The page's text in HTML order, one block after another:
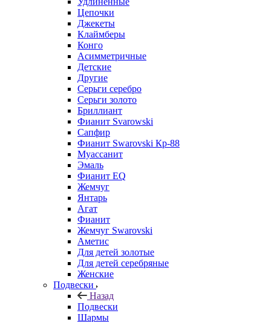
Цепочки
Джекеты
Клаймберы
Конго
Асимметричные
Детские
Другие
Серьги серебро
Серьги золото
Бриллиант
Фианит Svarowski
Сапфир
Фианит Swarovski Кр-88
Муассанит
Эмаль
Фианит EQ
Жемчуг
Янтарь
Агат
Фианит
Жемчуг Swarovski
Аметис
Для детей золотые
Для детей серебряные
Женские
Подвески
Назад
Подвески
Шармы